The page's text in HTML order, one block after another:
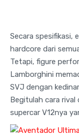
Secara spesifikasi,
hardcore dari
Tetapi, figure
Lamborghini
SVJ dengan
Begitulah cara rival
supercar V12nya